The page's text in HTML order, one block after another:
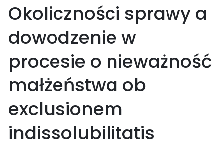
Okoliczności sprawy a
dowodzenie w
procesie o nieważność
małżeństwa ob
exclusionem
indissolubilitatis